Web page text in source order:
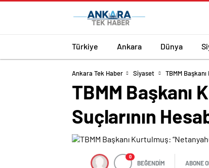
Türkiye Ankara Dünya
Ankara Tek Haber Siyaset TBMM
TBMM Başkanı
Suçlarının
0
BEĞENDİM ABONE